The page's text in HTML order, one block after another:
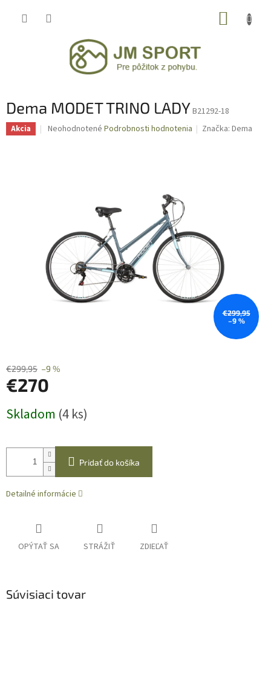
Dema MODET TRINO LADYB21292-18
Akcia
Priemerné
Neohodnotené Podrobnosti hodnotenia Značka:Dema
€299,95
–9 %
€299,95 –9 %
€270
cena:
Skladom (4 ks)
Pridať do košíka
Detailné informácie
OPÝTAŤ SA STRÁŽIŤ ZDIEĽAŤ
Súvisiaci tovar